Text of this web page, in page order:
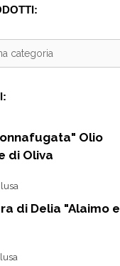
Olio
di Oliva
di Delia "Alaimo e